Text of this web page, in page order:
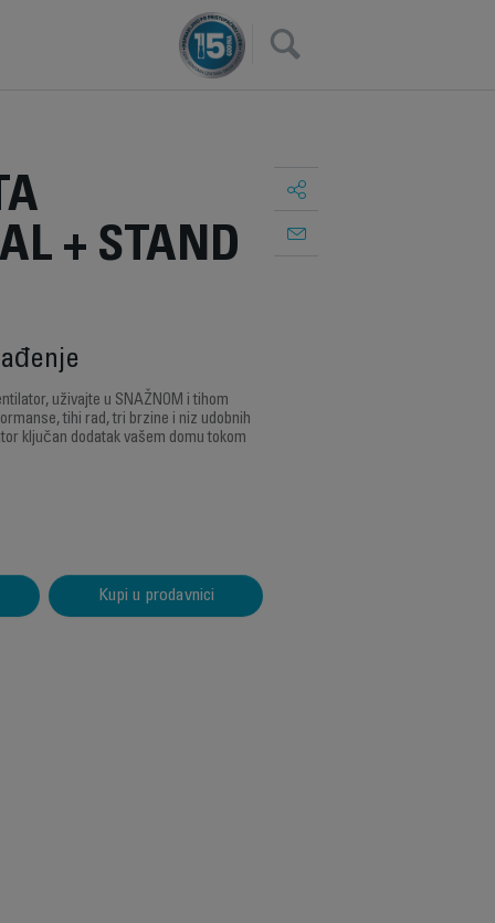
×
+ STAND
uživajte u SNAŽNOM i tihom
tihi rad, tri brzine i niz udobnih
ključan dodatak vašem domu tokom
Kupi u prodavnici